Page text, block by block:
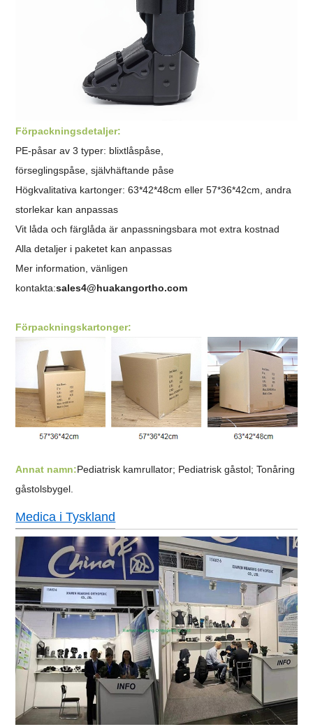
Förpackningsdetaljer:
PE-påsar av 3 typer: blixtlåspåse,
förseglingspåse,självhäftande påse
Högkvalitativa kartonger: 63*42*48cm eller 57*36*42cm, andra
storlekar kan anpassas
Vit låda och färglåda är anpassningsbara mot extra kostnad
Alla detaljer i paketet kan anpassas
Mer information, vänligen
kontakta:sales4@huakangortho.com
Förpackningskartonger:
Annat namn:Pediatrisk kamrullator; Pediatrisk gåstol; Tonåring
gåstolsbygel.
Medica i Tyskland